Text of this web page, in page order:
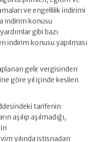
ve engellilik indirimi
indirim konusu
gibi bazı
indirim konusu yapılması
gelir vergisinden
göre yıl içinde kesilen
tarifenin
aşılıp aşılmadığı,
yılında istisnadan